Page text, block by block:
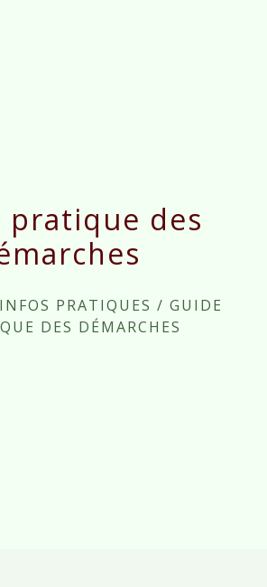
pratique des
INFOS PRATIQUES / GUIDE
DES DÉMARCHES